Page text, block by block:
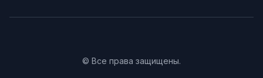
© Все права защищены.